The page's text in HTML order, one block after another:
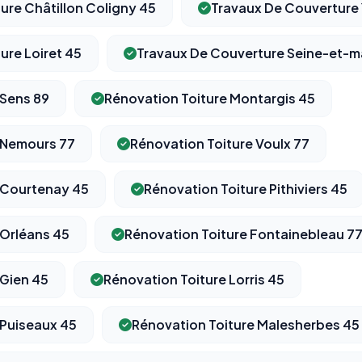
Châtillon Coligny 45 Travaux De Couverture
Loiret 45 Travaux De Couverture Seine-et-
89 Rénovation Toiture Montargis 45
77 Rénovation Toiture Voulx 77
45 Rénovation Toiture Pithiviers 45
45 Rénovation Toiture Fontainebleau 77
45 Rénovation Toiture Lorris 45
45 Rénovation Toiture Malesherbes 45